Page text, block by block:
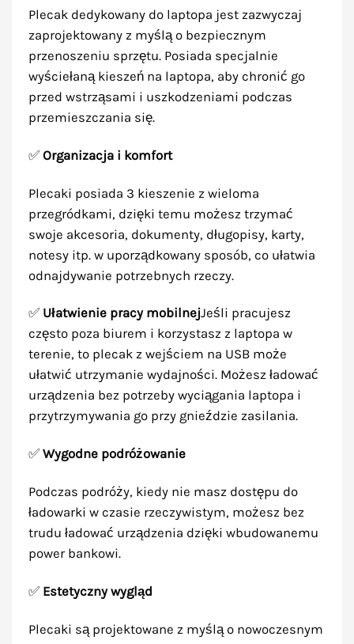
Plecak dedykowany do laptopa jest zazwyczaj
zaprojektowany z myślą o bezpiecznym
przenoszeniu sprzętu. Posiada specjalnie
wyściełaną kieszeń na laptopa, aby chronić go
przed wstrząsami i uszkodzeniami podczas
przemieszczania się.
✅Organizacja i komfort
Plecaki posiada 3 kieszenie z wieloma
przegródkami, dzięki temu możesz trzymać
swoje akcesoria, dokumenty, długopisy, karty,
notesy itp. w uporządkowany sposób, co ułatwia
odnajdywanie potrzebnych rzeczy.
✅ Ułatwienie pracy mobilnejJeśli pracujesz
często poza biurem i korzystasz z laptopa w
terenie, to plecak z wejściem na USB może
ułatwić utrzymanie wydajności. Możesz ładować
urządzenia bez potrzeby wyciągania laptopa i
przytrzymywania go przy gnieździe zasilania.
✅ Wygodne podróżowanie
Podczas podróży, kiedy nie masz dostępu do
ładowarki w czasie rzeczywistym, możesz bez
trudu ładować urządzenia dzięki wbudowanemu
power bankowi.
✅Estetyczny wygląd
Plecaki są projektowane z myślą o nowoczesnym